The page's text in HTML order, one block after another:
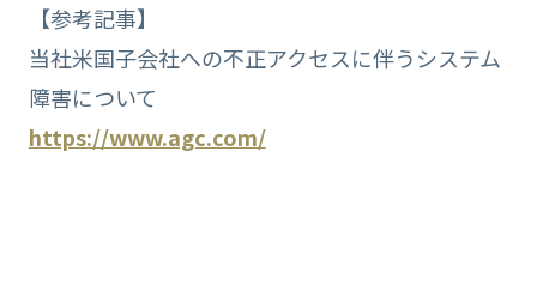
【参考記事】
当社米国子会社への不正アクセスに伴うシステム
障害について
https://www.agc.com/